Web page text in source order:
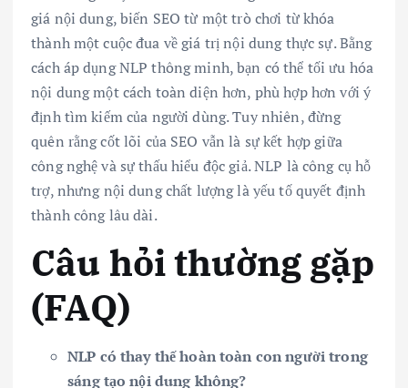
giá nội dung, biến SEO từ một trò chơi từ khóa
thành một cuộc đua về giá trị nội dung thực sự. Bằng
cách áp dụng NLP thông minh, bạn có thể tối ưu hóa
nội dung một cách toàn diện hơn, phù hợp hơn với ý
định tìm kiếm của người dùng. Tuy nhiên, đừng
quên rằng cốt lõi của SEO vẫn là sự kết hợp giữa
công nghệ và sự thấu hiểu độc giả. NLP là công cụ hỗ
trợ, nhưng nội dung chất lượng là yếu tố quyết định
thành công lâu dài.
Câu hỏi thường gặp
(FAQ)
NLP có thay thế hoàn toàn con người trong
sáng tạo nội dung không?